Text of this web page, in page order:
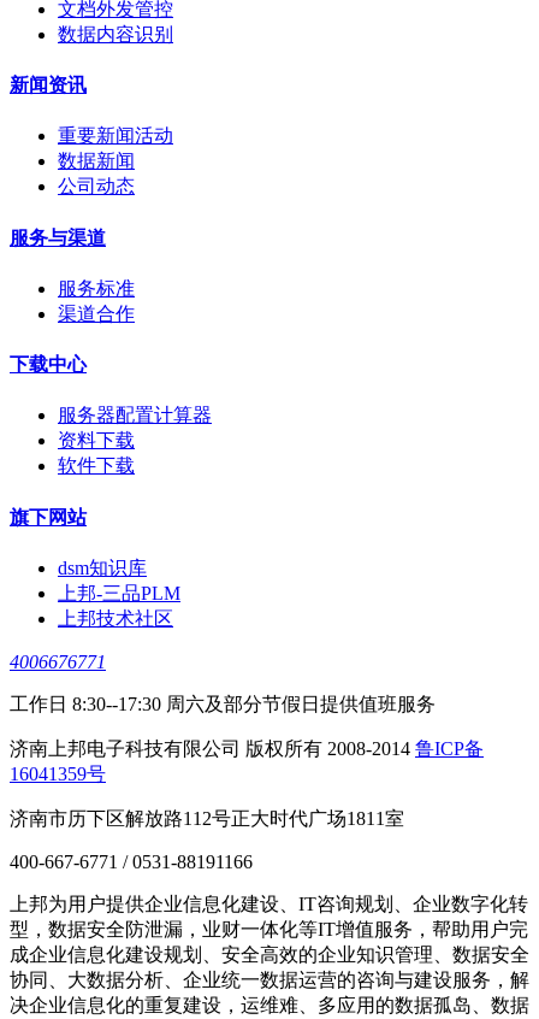
文档外发管控
数据内容识别
新闻资讯
重要新闻活动
数据新闻
公司动态
服务与渠道
服务标准
渠道合作
下载中心
服务器配置计算器
资料下载
软件下载
旗下网站
dsm知识库
上邦-三品PLM
上邦技术社区
4006676771
工作日 8:30--17:30 周六及部分节假日提供值班服务
济南上邦电子科技有限公司 版权所有 2008-2014 鲁ICP备
16041359号
济南市历下区解放路112号正大时代广场1811室
400-667-6771 / 0531-88191166
上邦为用户提供企业信息化建设、IT咨询规划、企业数字化转
型，数据安全防泄漏，业财一体化等IT增值服务，帮助用户完
成企业信息化建设规划、安全高效的企业知识管理、数据安全
协同、大数据分析、企业统一数据运营的咨询与建设服务，解
决企业信息化的重复建设，运维难、多应用的数据孤岛、数据